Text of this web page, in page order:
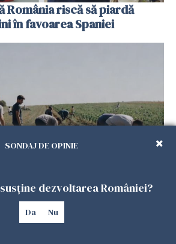
România riscă să piardă
în favoarea Spaniei
exploatați de clanul „Muti”
în urma unui raid al
SONDAJ DE OPINIE
dezvoltarea României?
Da Nu